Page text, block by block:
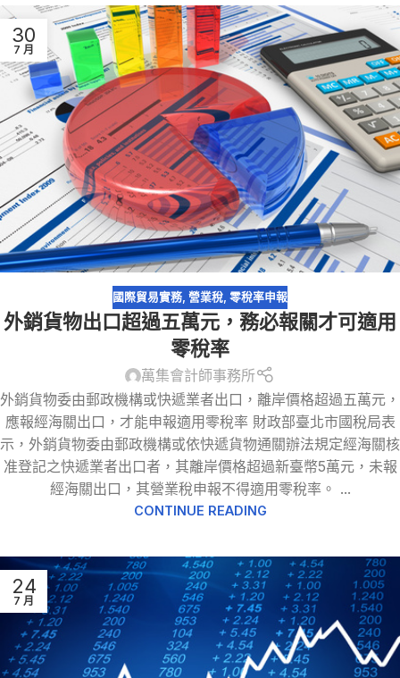
30
7 月
國際貿易實務, 營業稅, 零稅率申報
外銷貨物出口超過五萬元，務必報關才可適用
零稅率
萬集會計師事務所
外銷貨物委由郵政機構或快遞業者出口，離岸價格超過五萬元，
應報經海關出口，才能申報適用零稅率 財政部臺北市國稅局表
示，外銷貨物委由郵政機構或依快遞貨物通關辦法規定經海關核
准登記之快遞業者出口者，其離岸價格超過新臺幣5萬元，未報
經海關出口，其營業稅申報不得適用零稅率。 ...
CONTINUE READING
24
7 月